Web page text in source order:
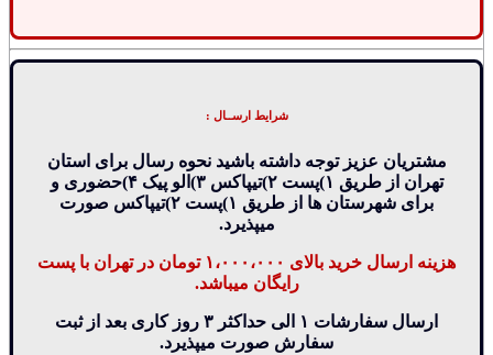
شرایط ارســال :
مشتریان عزیز توجه داشته باشید نحوه رسال برای استان
تهران از طریق ۱)پست ۲)تیپاکس ۳)الو پیک ۴)حضوری و
برای شهرستان ها از طریق ۱)پست ۲)تیپاکس صورت
میپذیرد.
هزینه ارسال خرید بالای ۱،۰۰۰،۰۰۰ تومان در تهران با پست
رایگان میباشد.
ارسال سفارشات ۱ الی حداکثر ۳ روز کاری بعد از ثبت
سفارش صورت میپذیرد.